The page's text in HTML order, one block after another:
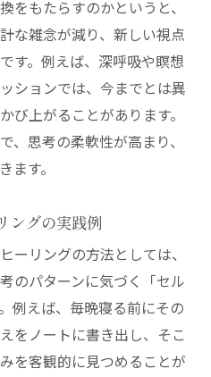
をもたらすのかというと、
な雑念が減り、新しい視点
す。例えば、深呼吸や瞑想
ションでは、今までとは異
び上がることがあります。
、思考の柔軟性が高まり、
す。
ングの実践例
ーリングの方法としては、
のパターンに気づく「セル
例えば、毎晩寝る前にその
をノートに書き出し、そこ
を客観的に見つめることが